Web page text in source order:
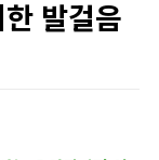
발걸음